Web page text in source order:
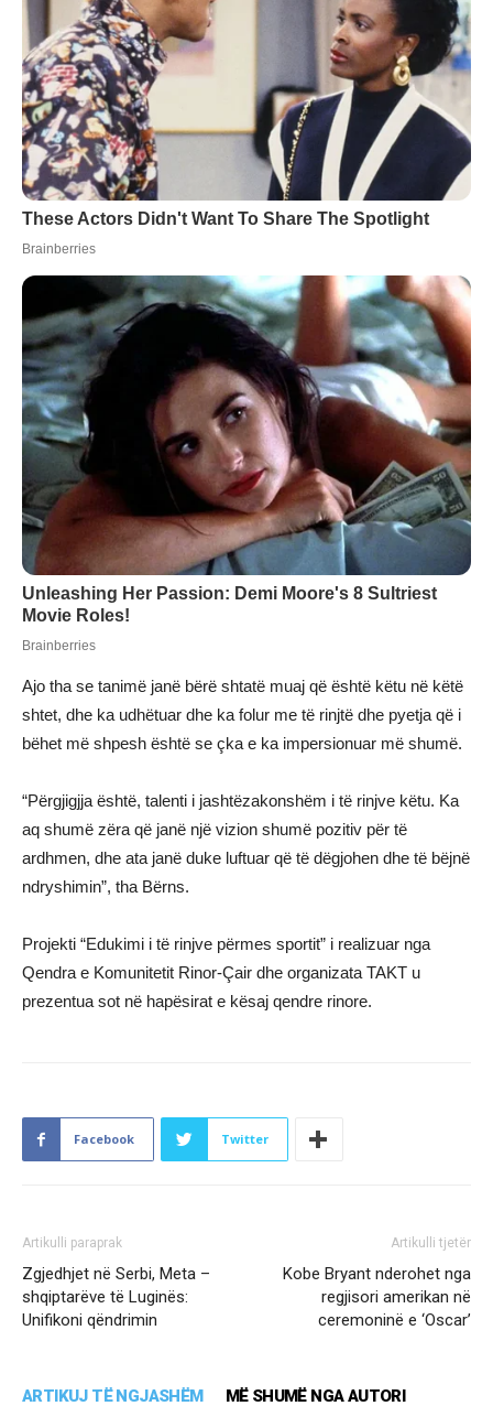
Ajo tha se tanimë janë bërë shtatë muaj që është këtu në këtë
shtet, dhe ka udhëtuar dhe ka folur me të rinjtë dhe pyetja që i
bëhet më shpesh është se çka e ka impersionuar më shumë.
“Përgjigjja është, talenti i jashtëzakonshëm i të rinjve këtu. Ka
aq shumë zëra që janë një vizion shumë pozitiv për të
ardhmen, dhe ata janë duke luftuar që të dëgjohen dhe të bëjnë
ndryshimin”, tha Bërns.
Projekti “Edukimi i të rinjve përmes sportit” i realizuar nga
Qendra e Komunitetit Rinor-Çair dhe organizata TAKT u
prezentua sot në hapësirat e kësaj qendre rinore.
Facebook Twitter
Artikulli paraprak
​Zgjedhjet në Serbi, Meta –
shqiptarëve të Luginës:
Unifikoni qëndrimin
Artikulli tjetër
Kobe Bryant nderohet nga
regjisori amerikan në
ceremoninë e ‘Oscar’
ARTIKUJ TË NGJASHËM MË SHUMË NGA AUTORI